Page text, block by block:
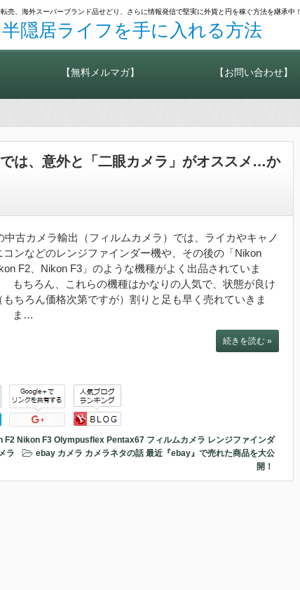
売、海外スーパーブランド品せどり、さらに情報発信で堅実に外貨と円を稼ぐ方法を継承中！
隠居ライフを手に入れる方法
【無料メルマガ】 【お問い合わせ】
は、意外と「二眼カメラ」がオススメ…か
中古カメラ輸出（フィルムカメラ）では、ライカやキャノ
コンなどのレンジファインダー機や、その後の「Nikon
F2、Nikon F3」のような機種がよく出品されていま
ちろん、これらの機種はかなりの人気で、状態が良け
もちろん価格次第ですが）割りと足も早く売れていきま
ま…
続きを読む »
F2 Nikon F3 Olympusflex Pentax67 フィルムカメラ レンジファインダ
ラ ebay カメラ カメラネタの話 最近『ebay』で売れた商品を大公
開！